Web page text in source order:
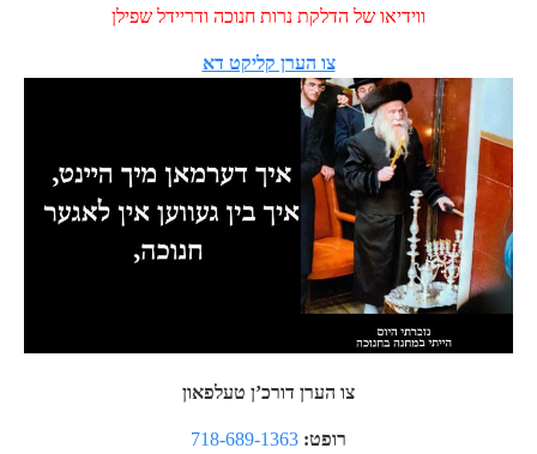
ווידיאו של הדלקת נרות חנוכה ודריידל שפילן
צו הערן קליקט דא
צו הערן דורכ’ן טעלפאון
רופט: 718-689-1363